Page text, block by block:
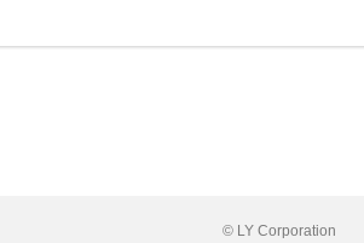
© LY Corporation